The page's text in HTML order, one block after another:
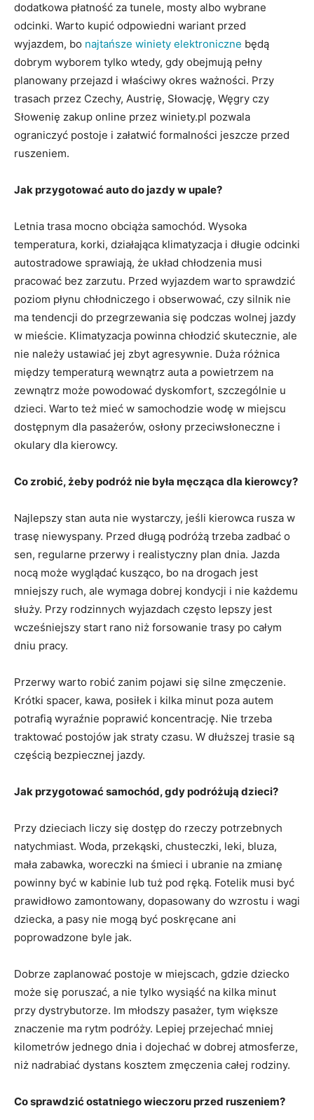
dodatkowa płatność za tunele, mosty albo wybrane
odcinki. Warto kupić odpowiedni wariant przed
wyjazdem, bo najtańsze winiety elektroniczne będą
dobrym wyborem tylko wtedy, gdy obejmują pełny
planowany przejazd i właściwy okres ważności. Przy
trasach przez Czechy, Austrię, Słowację, Węgry czy
Słowenię zakup online przez winiety.pl pozwala
ograniczyć postoje i załatwić formalności jeszcze przed
ruszeniem.
Jak przygotować auto do jazdy w upale?
Letnia trasa mocno obciąża samochód. Wysoka
temperatura, korki, działająca klimatyzacja i długie odcinki
autostradowe sprawiają, że układ chłodzenia musi
pracować bez zarzutu. Przed wyjazdem warto sprawdzić
poziom płynu chłodniczego i obserwować, czy silnik nie
ma tendencji do przegrzewania się podczas wolnej jazdy
w mieście. Klimatyzacja powinna chłodzić skutecznie, ale
nie należy ustawiać jej zbyt agresywnie. Duża różnica
między temperaturą wewnątrz auta a powietrzem na
zewnątrz może powodować dyskomfort, szczególnie u
dzieci. Warto też mieć w samochodzie wodę w miejscu
dostępnym dla pasażerów, osłony przeciwsłoneczne i
okulary dla kierowcy.
Co zrobić, żeby podróż nie była męcząca dla kierowcy?
Najlepszy stan auta nie wystarczy, jeśli kierowca rusza w
trasę niewyspany. Przed długą podróżą trzeba zadbać o
sen, regularne przerwy i realistyczny plan dnia. Jazda
nocą może wyglądać kusząco, bo na drogach jest
mniejszy ruch, ale wymaga dobrej kondycji i nie każdemu
służy. Przy rodzinnych wyjazdach często lepszy jest
wcześniejszy start rano niż forsowanie trasy po całym
dniu pracy.
Przerwy warto robić zanim pojawi się silne zmęczenie.
Krótki spacer, kawa, posiłek i kilka minut poza autem
potrafią wyraźnie poprawić koncentrację. Nie trzeba
traktować postojów jak straty czasu. W dłuższej trasie są
częścią bezpiecznej jazdy.
Jak przygotować samochód, gdy podróżują dzieci?
Przy dzieciach liczy się dostęp do rzeczy potrzebnych
natychmiast. Woda, przekąski, chusteczki, leki, bluza,
mała zabawka, woreczki na śmieci i ubranie na zmianę
powinny być w kabinie lub tuż pod ręką. Fotelik musi być
prawidłowo zamontowany, dopasowany do wzrostu i wagi
dziecka, a pasy nie mogą być poskręcane ani
poprowadzone byle jak.
Dobrze zaplanować postoje w miejscach, gdzie dziecko
może się poruszać, a nie tylko wysiąść na kilka minut
przy dystrybutorze. Im młodszy pasażer, tym większe
znaczenie ma rytm podróży. Lepiej przejechać mniej
kilometrów jednego dnia i dojechać w dobrej atmosferze,
niż nadrabiać dystans kosztem zmęczenia całej rodziny.
Co sprawdzić ostatniego wieczoru przed ruszeniem?